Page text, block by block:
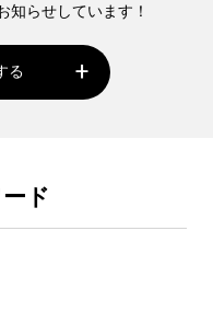
知らせしています！
る
ド